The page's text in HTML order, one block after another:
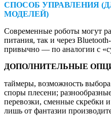
СПОСОБ УПРАВЛЕНИЯ
МОДЕЛЕЙ)
Современные роботы могут
питания, так и через
привычно — по аналогии с
ДОПОЛНИТЕЛЬНЫЕ
таймеры, возможность
споры плесени;
перевозки, сменные скребки
лишь от фантазии